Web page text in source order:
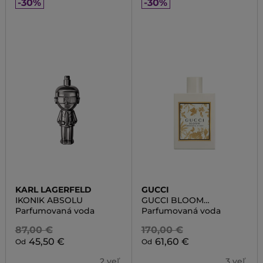
-30%
KARL LAGERFELD
IKONIK ABSOLU
Parfumovaná voda
87,00 €
Od 45,50 €
-30%
GUCCI
GUCCI BLOOM
AMBROSIA D'ORO
Parfumovaná voda
170,00 €
Od 61,60 €